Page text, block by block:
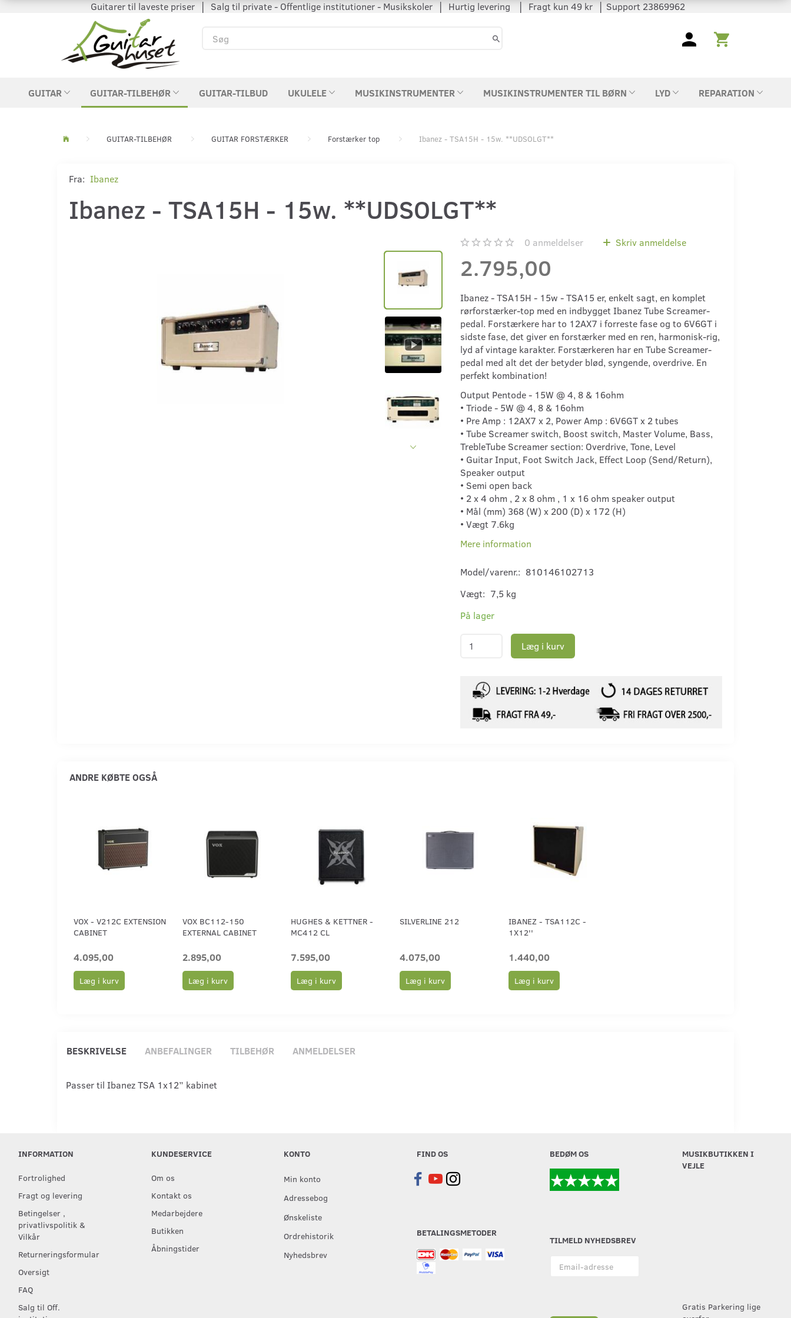
Guitarer til laveste priser │ Salg til private - Offentlige institutioner - Musikskoler │ Hurtig levering │ Fragt kun 49 kr │ Support 23869962
GUITAR GUITAR-TILBEHØR GUITAR-TILBUD UKULELE MUSIKINSTRUMENTER MUSIKINSTRUMENTER TIL BØRN LYD REPARATION
GUITAR-TILBEHØR GUITAR FORSTÆRKER Forstærker top Ibanez - TSA15H - 15w. **UDSOLGT**
Fra: Ibanez
Ibanez - TSA15H - 15w. **UDSOLGT**
0 anmeldelser Skriv anmeldelse
2.795,00
Ibanez - TSA15H - 15w - TSA15 er, enkelt sagt, en komplet
rørforstærker-top med en indbygget Ibanez Tube Screamer-
pedal. Forstærkere har to 12AX7 i forreste fase og to 6V6GT i
sidste fase, det giver en forstærker med en ren, harmonisk-rig,
lyd af vintage karakter. Forstærkeren har en Tube Screamer-
pedal med alt det der betyder blød, syngende, overdrive. En
perfekt kombination!
Output Pentode - 15W @ 4, 8 & 16ohm
• Triode - 5W @ 4, 8 & 16ohm
• Pre Amp : 12AX7 x 2, Power Amp : 6V6GT x 2 tubes
• Tube Screamer switch, Boost switch, Master Volume, Bass,
TrebleTube Screamer section: Overdrive, Tone, Level
• Guitar Input, Foot Switch Jack, Effect Loop (Send/Return),
Speaker output
• Semi open back
• 2 x 4 ohm , 2 x 8 ohm , 1 x 16 ohm speaker output
• Mål (mm) 368 (W) x 200 (D) x 172 (H)
• Vægt 7.6kg
Mere information
Model/varenr.: 810146102713
Vægt: 7,5 kg
På lager
Læg i kurv
ANDRE KØBTE OGSÅ
VOX - V212C EXTENSION
CABINET
4.095,00
Læg i kurv
VOX BC112-150
EXTERNAL CABINET
2.895,00
Læg i kurv
HUGHES & KETTNER -
MC412 CL
7.595,00
Læg i kurv
SILVERLINE 212
4.075,00
Læg i kurv
IBANEZ - TSA112C -
1X12''
1.440,00
Læg i kurv
BESKRIVELSE ANBEFALINGER TILBEHØR ANMELDELSER
Passer til Ibanez TSA 1x12” kabinet
INFORMATION
Fortrolighed
Fragt og levering
Betingelser ,
privatlivspolitik &
Vilkår
Returneringsformular
Oversigt
FAQ
Salg til Off.
KUNDESERVICE
Om os
Kontakt os
Medarbejdere
Butikken
Åbningstider
KONTO
Min konto
Adressebog
Ønskeliste
Ordrehistorik
Nyhedsbrev
FIND OS
BETALINGSMETODER
BEDØM OS
TILMELD NYHEDSBREV
adresse
MUSIKBUTIKKEN I
VEJLE
Gratis Parkering lige